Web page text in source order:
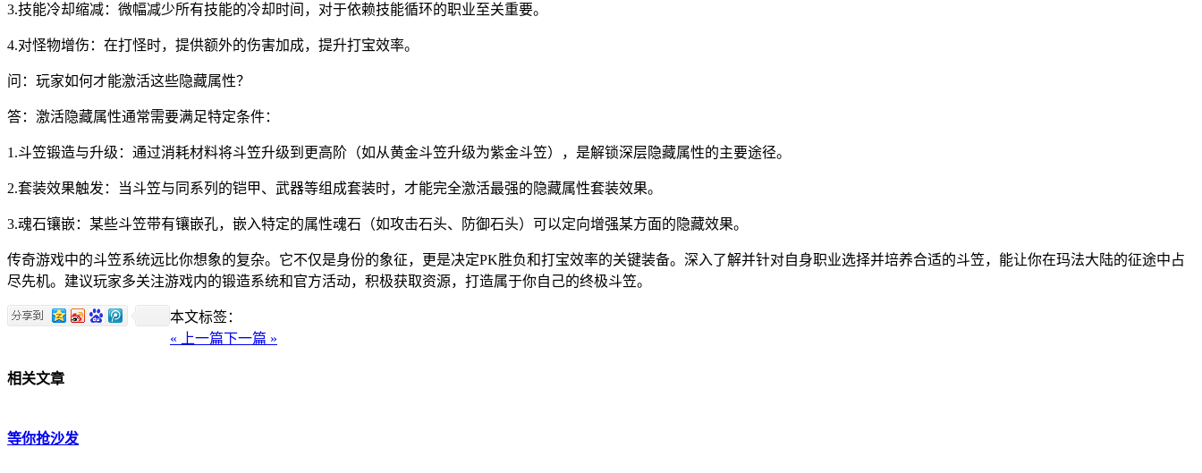
3.技能冷却缩减：微幅减少所有技能的冷却时间，对于依赖技能循环的职业至关重要。
4.对怪物增伤：在打怪时，提供额外的伤害加成，提升打宝效率。
问：玩家如何才能激活这些隐藏属性？
答：激活隐藏属性通常需要满足特定条件：
1.斗笠锻造与升级：通过消耗材料将斗笠升级到更高阶（如从黄金斗笠升级为紫金斗笠），是解锁深层隐藏属性的主要途径。
2.套装效果触发：当斗笠与同系列的铠甲、武器等组成套装时，才能完全激活最强的隐藏属性套装效果。
3.魂石镶嵌：某些斗笠带有镶嵌孔，嵌入特定的属性魂石（如攻击石头、防御石头）可以定向增强某方面的隐藏效果。
传奇游戏中的斗笠系统远比你想象的复杂。它不仅是身份的象征，更是决定PK胜负和打宝效率的关键装备。深入了解并针对自身职业选择并培养合适的斗笠，能让你在玛法大陆的征途中占
尽先机。建议玩家多关注游戏内的锻造系统和官方活动，积极获取资源，打造属于你自己的终极斗笠。
本文标签：
« 上一篇下一篇 »
相关文章
等你抢沙发